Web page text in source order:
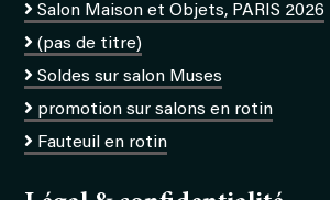
Salon Maison et Objets, PARIS 2026
(pas de titre)
Soldes sur salon Muses
promotion sur salons en rotin
Fauteuil en rotin